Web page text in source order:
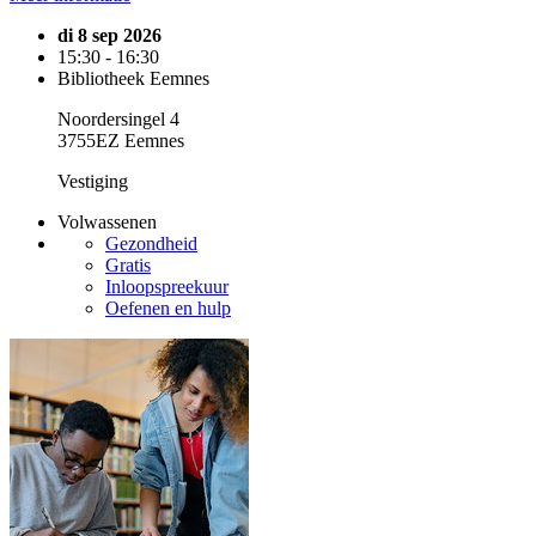
di 8 sep 2026
15:30 - 16:30
Bibliotheek Eemnes
Noordersingel 4
3755EZ Eemnes
Vestiging
Volwassenen
Gezondheid
Gratis
Inloopspreekuur
Oefenen en hulp